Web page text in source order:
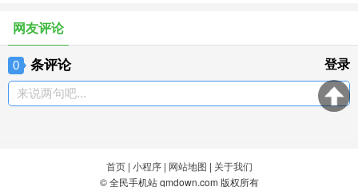
网友评论
0 条评论 登录
来说两句吧...
首页| 小程序| 网站地图 | 关于我们
© 全民手机站 qmdown.com 版权所有